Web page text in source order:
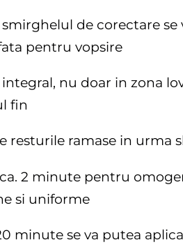
de corectare
pentru vopsire
nu doar in zona
fin
resturile ramase in urma
2 minute pentru
si uniforme
minute se va putea